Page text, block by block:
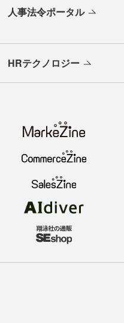
人事法令ポータル
HRテクノロジー